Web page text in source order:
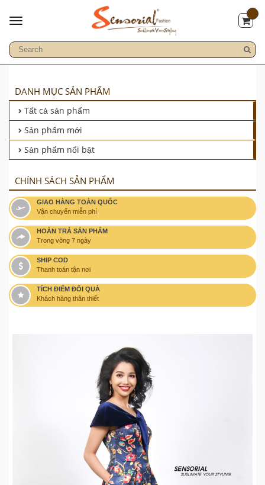
DANH MỤC SẢN PHẨM
Tất cả sản phẩm
Sản phẩm mới
Sản phẩm nổi bật
CHÍNH SÁCH SẢN PHẨM
GIAO HÀNG TOÀN QUỐC
Vận chuyển miễn phí
HOÀN TRẢ SẢN PHẨM
Trong vòng 7 ngày
SHIP COD
Thanh toán tận nơi
TÍCH ĐIỂM ĐỔI QUÀ
Khách hàng thân thiết